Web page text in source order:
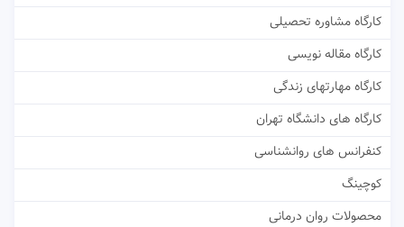
کارگاه مشاوره تحصیلی
کارگاه مقاله نویسی
کارگاه مهارتهای زندگی
کارگاه های دانشگاه تهران
کنفرانس های روانشناسی
کوچینگ
محصولات روان درمانی